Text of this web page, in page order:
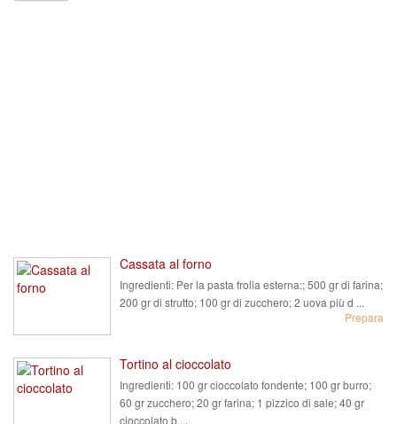
Cassata al forno
Ingredienti: Per la pasta frolla esterna:; 500 gr di farina;
200 gr di strutto; 100 gr di zucchero; 2 uova più d ...
Prepara
Tortino al cioccolato
Ingredienti: 100 gr cioccolato fondente; 100 gr burro;
60 gr zucchero; 20 gr farina; 1 pizzico di sale; 40 gr
cioccolato b ...